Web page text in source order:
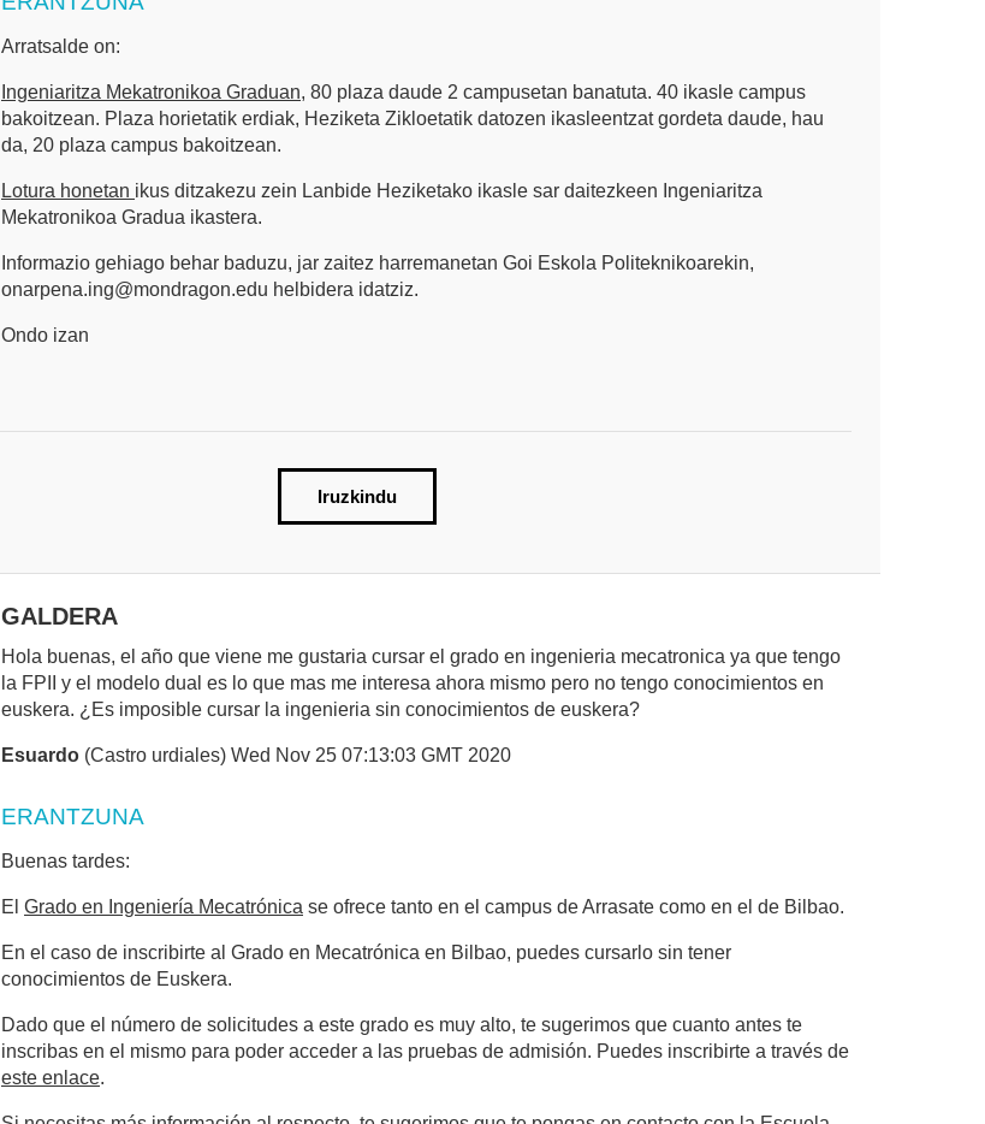
Arratsalde on:
Ingeniaritza Mekatronikoa Graduan, 80 plaza daude 2 campusetan banatuta. 40 ikasle campus
bakoitzean. Plaza horietatik erdiak, Heziketa Zikloetatik datozen ikasleentzat gordeta daude, hau
da, 20 plaza campus bakoitzean.
Lotura honetan ikus ditzakezu zein Lanbide Heziketako ikasle sar daitezkeen Ingeniaritza
Mekatronikoa Gradua ikastera.
Informazio gehiago behar baduzu, jar zaitez harremanetan Goi Eskola Politeknikoarekin,
onarpena.ing@mondragon.edu helbidera idatziz.
Ondo izan
Iruzkindu
GALDERA
Hola buenas, el año que viene me gustaria cursar el grado en ingenieria mecatronica ya que tengo
la FPII y el modelo dual es lo que mas me interesa ahora mismo pero no tengo conocimientos en
euskera. ¿Es imposible cursar la ingenieria sin conocimientos de euskera?
Esuardo (Castro urdiales) Wed Nov 25 07:13:03 GMT 2020
ERANTZUNA
Buenas tardes:
El Grado en Ingeniería Mecatrónica se ofrece tanto en el campus de Arrasate como en el de Bilbao.
En el caso de inscribirte al Grado en Mecatrónica en Bilbao, puedes cursarlo sin tener
conocimientos de Euskera.
Dado que el número de solicitudes a este grado es muy alto, te sugerimos que cuanto antes te
inscribas en el mismo para poder acceder a las pruebas de admisión. Puedes inscribirte a través de
este enlace.